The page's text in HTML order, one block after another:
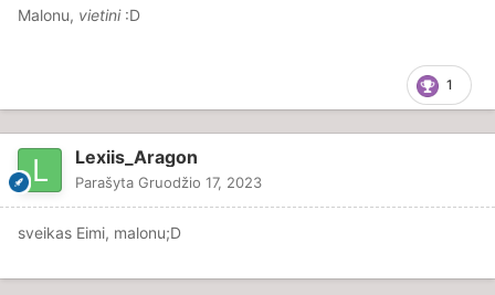
Malonu, vietini :D
1
Lexiis_Aragon
Parašyta Gruodžio 17, 2023
sveikas Eimi, malonu;D